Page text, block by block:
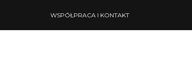
WSPÓŁPRACA I KONTAKT